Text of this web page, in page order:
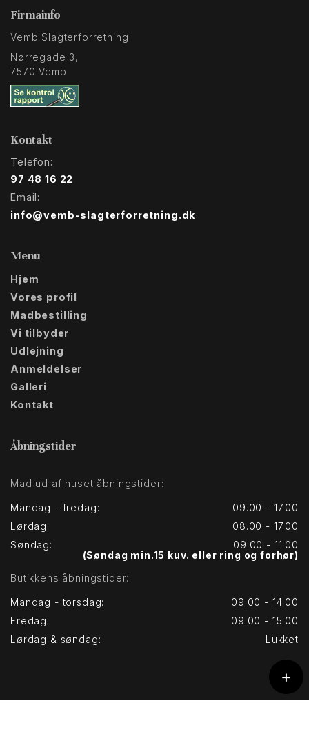
Firmainfo
Vemb Slagterforretning
Nørregade 3,
7570 Vemb
Kontakt
Telefon:
97 48 16 22
Email:
info@vemb-slagterforretning.dk
Menu
Hjem
Vores profil
Madbestilling
Vi tilbyder
Udlejning
Anmeldelser
Galleri
Kontakt
Åbningstider
Mad ud af huset åbningstider:
Mandag - fredag:
09.00 - 17.00
Lørdag:
08.00 - 17.00
Søndag:
09.00 - 11.00
(Søndag min.15 kuv. eller ring og forhør)
Butikkens åbningstider:
Mandag - torsdag:
09.00 - 14.00
Fredag:
09.00 - 15.00
Lørdag & søndag:
Lukket
+